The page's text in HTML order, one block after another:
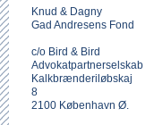
Knud & Dagny
Gad Andresens Fond
c/o Bird & Bird
Advokatpartnerselskab
Kalkbrænderiløbskaj
8
2100 København Ø.